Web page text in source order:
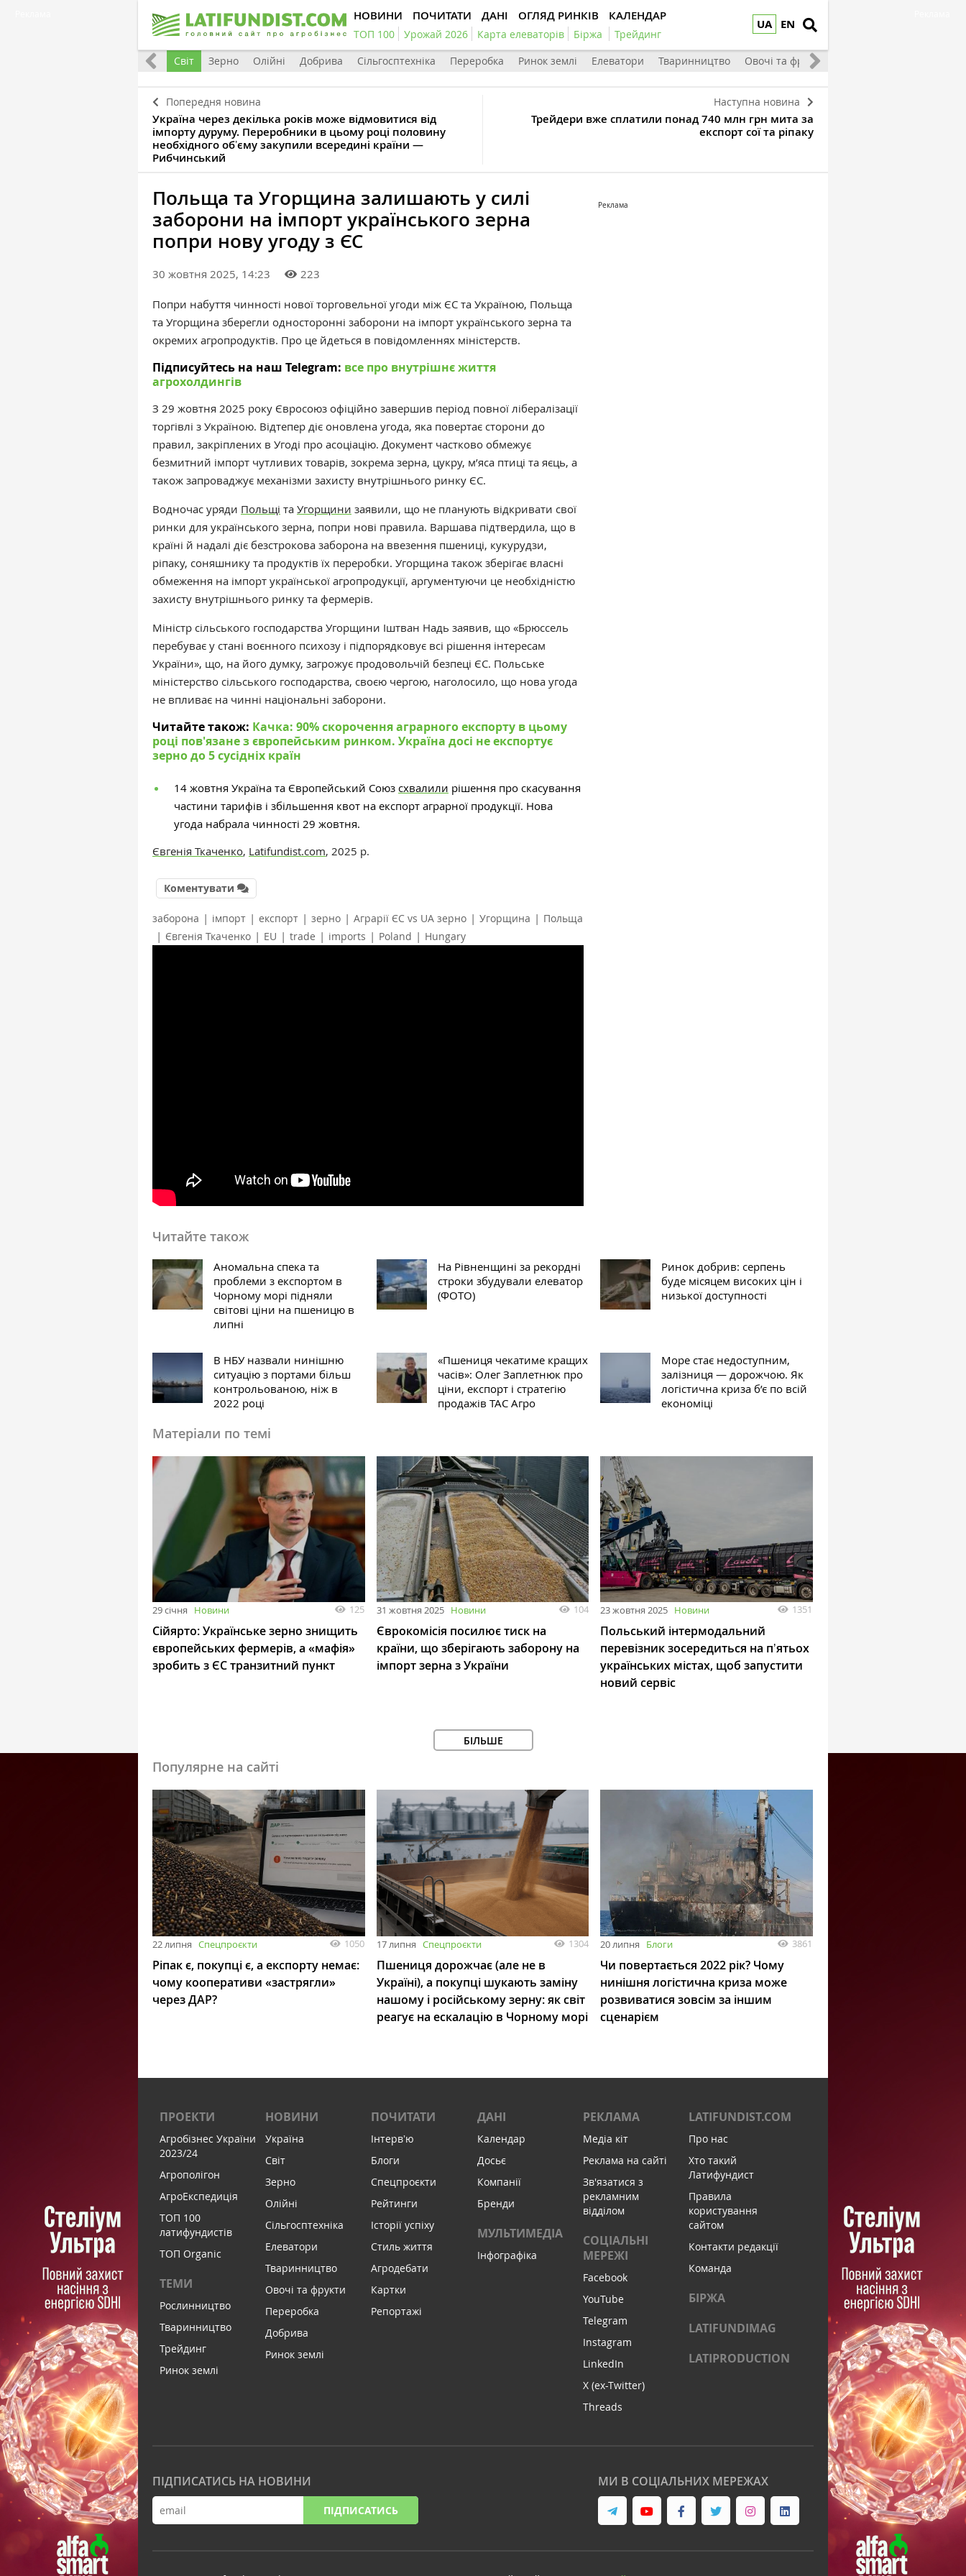
UA EN
НОВИНИ ПОЧИТАТИ ДАНІ ОГЛЯД РИНКІВ КАЛЕНДАР
ТОП 100 Урожай 2026 Карта елеваторів Біржа Трейдинг
Євроінтеграція Світ Зерно Олійні Добрива Сільгосптехніка Переробка Ринок землі Елеватори Тваринництво Овочі та фрукти
Попередня новина
Україна через декілька років може відмовитися від
імпорту дуруму. Переробники в цьому році половину
необхідного обʼєму закупили всередині країни —
Рибчинський
Наступна новина
Трейдери вже сплатили понад 740 млн грн мита за
експорт сої та ріпаку
Польща та Угорщина залишають у силі
заборони на імпорт українського зерна
попри нову угоду з ЄС
30 жовтня 2025, 14:23 223
Попри набуття чинності нової торговельної угоди між ЄС та Україною, Польща
та Угорщина зберегли односторонні заборони на імпорт українського зерна та
окремих агропродуктів. Про це йдеться в повідомленнях міністерств.
Підписуйтесь на наш Telegram: все про внутрішнє життя
агрохолдингів
З 29 жовтня 2025 року Євросоюз офіційно завершив період повної лібералізації
торгівлі з Україною. Відтепер діє оновлена угода, яка повертає сторони до
правил, закріплених в Угоді про асоціацію. Документ частково обмежує
безмитний імпорт чутливих товарів, зокрема зерна, цукру, м’яса птиці та яєць, а
також запроваджує механізми захисту внутрішнього ринку ЄС.
Водночас уряди Польщі та Угорщини заявили, що не планують відкривати свої
ринки для українського зерна, попри нові правила. Варшава підтвердила, що в
країні й надалі діє безстрокова заборона на ввезення пшениці, кукурудзи,
ріпаку, соняшнику та продуктів їх переробки. Угорщина також зберігає власні
обмеження на імпорт української агропродукції, аргументуючи це необхідністю
захисту внутрішнього ринку та фермерів.
Міністр сільського господарства Угорщини Іштван Надь заявив, що «Брюссель
перебуває у стані воєнного психозу і підпорядковує всі рішення інтересам
України», що, на його думку, загрожує продовольчій безпеці ЄС. Польське
міністерство сільського господарства, своєю чергою, наголосило, що нова угода
не впливає на чинні національні заборони.
Читайте також: Качка: 90% скорочення аграрного експорту в цьому
році пов'язане з європейським ринком. Україна досі не експортує
зерно до 5 сусідніх країн
14 жовтня Україна та Європейський Союз схвалили рішення про скасування
частини тарифів і збільшення квот на експорт аграрної продукції. Нова
угода набрала чинності 29 жовтня.
Євгенія Ткаченко, Latifundist.com, 2025 р.
Коментувати
заборона | імпорт | експорт | зерно | Аграрії ЄС vs UA зерно | Угорщина | Польща
| Євгенія Ткаченко | EU | trade | imports | Poland | Hungary
Реклама
Читайте також
Аномальна спека та
проблеми з експортом в
Чорному морі підняли
світові ціни на пшеницю в
липні
На Рівненщині за рекордні
строки збудували елеватор
(ФОТО)
Ринок добрив: серпень
буде місяцем високих цін і
низької доступності
В НБУ назвали нинішню
ситуацію з портами більш
контрольованою, ніж в
2022 році
«Пшениця чекатиме кращих
часів»: Олег Заплетнюк про
ціни, експорт і стратегію
продажів ТАС Агро
Море стає недоступним,
залізниця — дорожчою. Як
логістична криза б’є по всій
економіці
Матеріали по темі
29 січня Новини 125
Сійярто: Українське зерно знищить
європейських фермерів, а «мафія»
зробить з ЄС транзитний пункт
31 жовтня 2025 Новини 104
Єврокомісія посилює тиск на
країни, що зберігають заборону на
імпорт зерна з України
23 жовтня 2025 Новини 1351
Польський інтермодальний
перевізник зосередиться на пʼятьох
українських містах, щоб запустити
новий сервіс
БІЛЬШЕ
Популярне на сайті
22 липня Спецпроєкти 1050
Ріпак є, покупці є, а експорту немає:
чому кооперативи «застрягли»
через ДАР?
17 липня Спецпроєкти 1304
Пшениця дорожчає (але не в
Україні), а покупці шукають заміну
нашому і російському зерну: як світ
реагує на ескалацію в Чорному морі
20 липня Блоги 3861
Чи повертається 2022 рік? Чому
нинішня логістична криза може
розвиватися зовсім за іншим
сценарієм
ПРОЕКТИ
Агробізнес України
2023/24
Агрополігон
АгроЕкспедиція
ТОП 100
латифундистів
ТОП Organic
ТЕМИ
Рослинництво
Тваринництво
Трейдинг
Ринок землі
НОВИНИ
Україна
Світ
Зерно
Олійні
Сільгосптехніка
Елеватори
Тваринництво
Овочі та фрукти
Переробка
Добрива
Ринок землі
ПОЧИТАТИ
Інтервʼю
Блоги
Спецпроєкти
Рейтинги
Історії успіху
Стиль життя
Агродебати
Картки
Репортажі
ДАНІ
Календар
Досьє
Компанії
Бренди
МУЛЬТИМЕДІА
Інфографіка
РЕКЛАМА
Медіа кіт
Реклама на сайті
Зв'язатися з
рекламним
відділом
СОЦІАЛЬНІ
МЕРЕЖІ
Facebook
YouTube
Telegram
Instagram
LinkedIn
X (ex-Twitter)
Threads
LATIFUNDIST.COM
Про нас
Хто такий
Латифундист
Правила
користування
сайтом
Контакти редакції
Команда
БІРЖА
LATIFUNDIMAG
LATIPRODUCTION
ПІДПИСАТИСЬ НА НОВИНИ
ПІДПИСАТИСЬ
МИ В СОЦІАЛЬНИХ МЕРЕЖАХ